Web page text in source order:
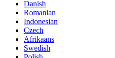
Danish
Romanian
Indonesian
Czech
Afrikaans
Swedish